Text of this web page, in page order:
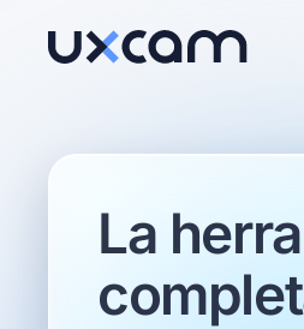
La